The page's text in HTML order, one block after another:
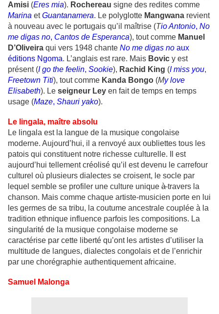
Amisi (Eres mia). Rochereau signe des redites comme
Marina etGuantanamera. Le polyglotte Mangwana revient
à nouveau avec le portugais qu’il maîtrise (Tio Antonio, No
me digas no, Cantos de Esperanca), tout comme Manuel
D’Oliveira qui vers 1948 chante No me digas no aux
éditions Ngoma. L’anglais est rare. Mais Bovic y est
présent (I go the feelin, Sookie), Rachid King (I miss you,
Freetown Titi), tout comme Kanda Bongo (My love
Elisabeth). Le seigneur Ley en fait de temps en temps
usage (Maze, Shauri yako).
Le lingala, maître absolu
Le lingala est la langue de la musique congolaise
moderne. Aujourd’hui, il a renvoyé aux oubliettes tous les
patois qui constituent notre richesse culturelle. Il est
aujourd’hui tellement créolisé qu’il est devenu le carrefour
culturel où plusieurs dialectes se croisent, le socle par
lequel semble se profiler une culture unique àtravers la
chanson. Mais comme chaque artiste-musicien porte en lui
les germes de sa tribu, la coutume ancestrale couplée à la
tradition ethnique influence parfois les compositions. La
singularité de la musique congolaise moderne se
caractérise par cette liberté qu’ont les artistes d’utiliser la
multitude de langues, dialectes congolais et de l’enrichir
par une chorégraphie authentiquement africaine.
Samuel Malonga